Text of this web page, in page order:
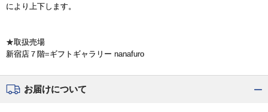
により上下します。
★取扱売場
新宿店７階=ギフトギャラリー nanafuro
お届けについて